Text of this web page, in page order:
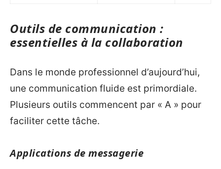
Outils de communication :
essentielles à la collaboration
Dans le monde professionnel d’aujourd’hui,
une communication fluide est primordiale.
Plusieurs outils commencent par « A » pour
faciliter cette tâche.
Applications de messagerie